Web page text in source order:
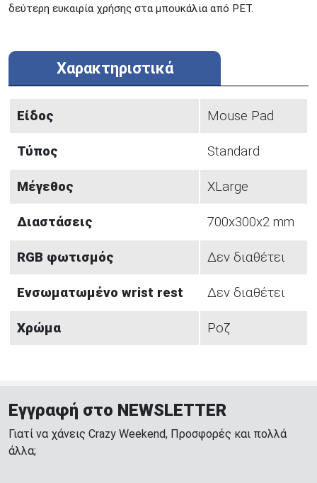
δεύτερη ευκαιρία χρήσης στα μπουκάλια από PET.
Χαρακτηριστικά
Είδος Mouse Pad
Τύπος Standard
Μέγεθος XLarge
Διαστάσεις 700x300x2 mm
RGB φωτισμός Δεν διαθέτει
Ενσωματωμένο wrist rest Δεν διαθέτει
Χρώμα Ροζ
Εγγραφή στο NEWSLETTER
Γιατί να χάνεις Crazy Weekend, Προσφορές και πολλά
άλλα;